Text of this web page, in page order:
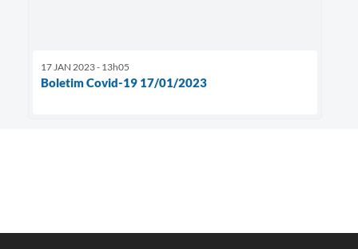
17 JAN 2023 - 13h05
Boletim Covid-19 17/01/2023